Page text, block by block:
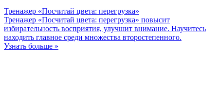
Тренажер «Посчитай цвета: перегрузка»
Тренажер «Посчитай цвета: перегрузка» повысит
избирательность восприятия, улучшит внимание. Научитесь
находить главное среди множества второстепенного.
Узнать больше »